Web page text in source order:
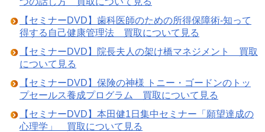
【セミナーDVD】歯科医師のための所得保障術-知って
得する自己健康管理法 買取について見る
【セミナーDVD】院長夫人の架け橋マネジメント 買取
について見る
【セミナーDVD】保険の神様 トニー・ゴードンのトッ
プセールス養成プログラム 買取について見る
【セミナーDVD】本田健1日集中セミナー「願望達成の
心理学」 買取について見る